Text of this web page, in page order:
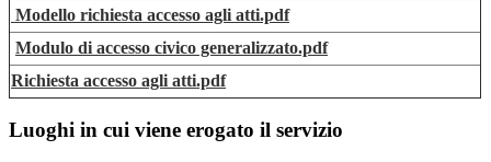
Modello richiesta accesso agli atti.pdf
Modulo di accesso civico generalizzato.pdf
Richiesta accesso agli atti.pdf
Luoghi in cui viene erogato il servizio